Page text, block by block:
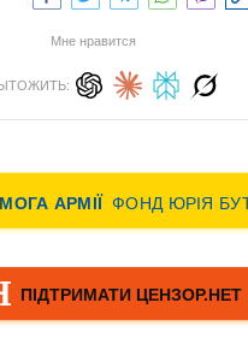
Мне нравится